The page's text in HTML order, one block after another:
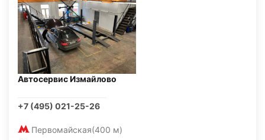
Автосервис Измайлово
+7 (495) 021-25-26
Первомайская(400 м)